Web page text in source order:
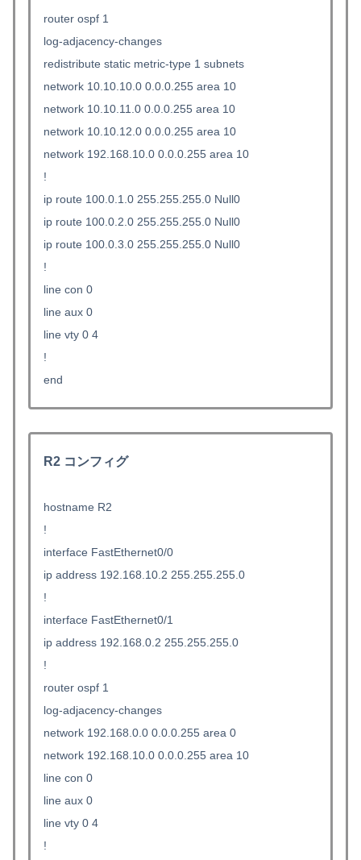
router ospf 1
log-adjacency-changes
redistribute static metric-type 1 subnets
network 10.10.10.0 0.0.0.255 area 10
network 10.10.11.0 0.0.0.255 area 10
network 10.10.12.0 0.0.0.255 area 10
network 192.168.10.0 0.0.0.255 area 10
!
ip route 100.0.1.0 255.255.255.0 Null0
ip route 100.0.2.0 255.255.255.0 Null0
ip route 100.0.3.0 255.255.255.0 Null0
!
line con 0
line aux 0
line vty 0 4
!
end
R2 コンフィグ
hostname R2
!
interface FastEthernet0/0
ip address 192.168.10.2 255.255.255.0
!
interface FastEthernet0/1
ip address 192.168.0.2 255.255.255.0
!
router ospf 1
log-adjacency-changes
network 192.168.0.0 0.0.0.255 area 0
network 192.168.10.0 0.0.0.255 area 10
line con 0
line aux 0
line vty 0 4
!